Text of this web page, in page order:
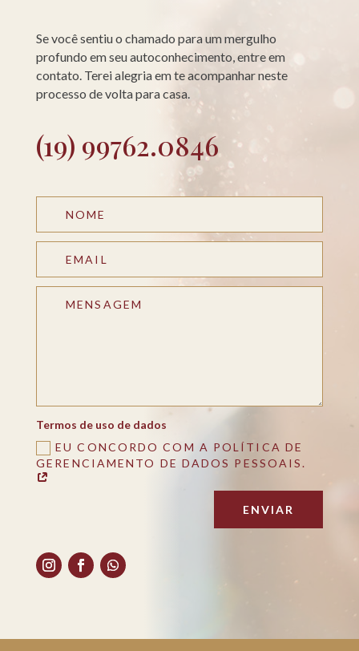
Se você sentiu o chamado para um mergulho
profundo em seu autoconhecimento, entre em
contato. Terei alegria em te acompanhar neste
processo de volta para casa.
(19) 99762.0846
Termos de uso de dados
EU CONCORDO COM A POLÍTICA DE
GERENCIAMENTO DE DADOS PESSOAIS.
ENVIAR